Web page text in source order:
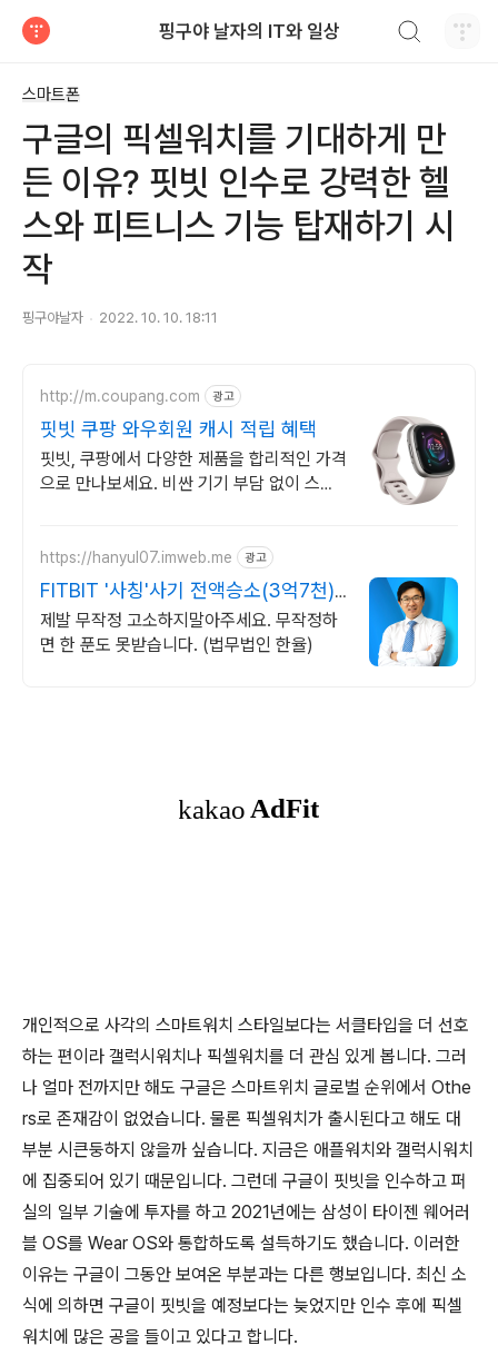
핑구야 날자의 IT와 일상
스마트폰
구글의 픽셀워치를 기대하게 만
든 이유? 핏빗 인수로 강력한 헬
스와 피트니스 기능 탑재하기 시
작
핑구야날자 2022. 10. 10. 18:11
http://m.coupang.com 광고
핏빗 쿠팡 와우회원 캐시 적립 혜택
핏빗, 쿠팡에서 다양한 제품을 합리적인 가격
으로 만나보세요. 비싼 기기 부담 없이 스마
https://hanyul07.imweb.me 광고
FITBIT '사칭'사기 전액승소(3억7천)
사례보유
제발 무작정 고소하지말아주세요. 무작정하
면 한 푼도 못받습니다. (법무법인 한율)
개인적으로 사각의 스마트워치 스타일보다는 서클타입을 더 선호
하는 편이라 갤럭시워치나 픽셀워치를 더 관심 있게 봅니다. 그러
나 얼마 전까지만 해도 구글은 스마트위치 글로벌 순위에서 Othe
rs로 존재감이 없었습니다. 물론 픽셀워치가 출시된다고 해도 대
부분 시큰둥하지 않을까 싶습니다. 지금은 애플워치와 갤럭시워치
에 집중되어 있기 때문입니다. 그런데 구글이 핏빗을 인수하고 퍼
실의 일부 기술에 투자를 하고 2021년에는 삼성이 타이젠 웨어러
블 OS를 Wear OS와 통합하도록 설득하기도 했습니다. 이러한
이유는 구글이 그동안 보여온 부분과는 다른 행보입니다. 최신 소
식에 의하면 구글이 핏빗을 예정보다는 늦었지만 인수 후에 픽셀
워치에 많은 공을 들이고 있다고 합니다.